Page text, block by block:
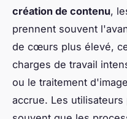
création de contenu,
prennent souvent
de cœurs plus élevé,
charges de travail
ou le traitement
accrue. Les